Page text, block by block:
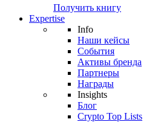
Получить книгу
Expertise
Info
Наши кейсы
События
Активы бренда
Партнеры
Награды
Insights
Блог
Crypto Top Lists